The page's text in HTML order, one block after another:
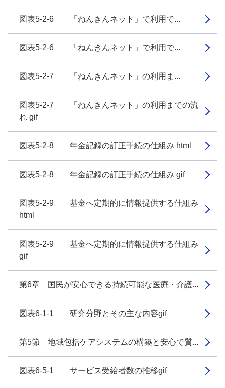
図表5-2-6 「ねんきんネット」で利用で...
図表5-2-6 「ねんきんネット」で利用で...
図表5-2-7 「ねんきんネット」の利用ま...
図表5-2-7 「ねんきんネット」の利用までの流
れ gif
図表5-2-8 年金記録の訂正手続の仕組み html
図表5-2-8 年金記録の訂正手続の仕組み gif
図表5-2-9 基金へ定期的に情報提供する仕組み
html
図表5-2-9 基金へ定期的に情報提供する仕組み
gif
第6章 国民が安心できる持続可能な医療・介護...
図表6-1-1 研究分野とその主な内容gif
第5節 地域包括ケアシステムの構築と安心で質...
図表6-5-1 サービス受給者数の推移gif